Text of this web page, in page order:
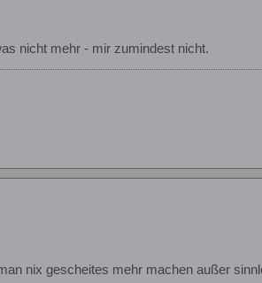
nicht mehr - mir zumindest nicht.
nix gescheites mehr machen außer